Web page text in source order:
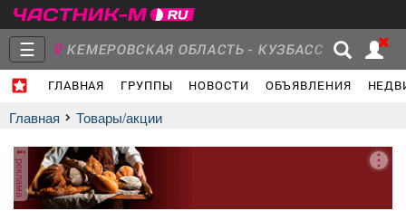
☰ КЕМЕРОВСКАЯ ОБЛАСТЬ - КУЗБАСС
ГЛАВНАЯ ГРУППЫ НОВОСТИ ОБЪЯВЛЕНИЯ
Главная
Главная Товары/акции
реклама